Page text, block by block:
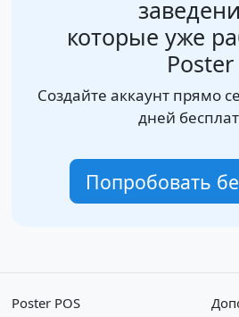
которые уже
Poster
Создайте аккаунт прямо
дней
Попробовать
Poster POS